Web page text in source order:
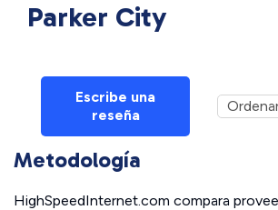
Parker City
Escribe una
reseña
Metodología
HighSpeedInternet.com compara